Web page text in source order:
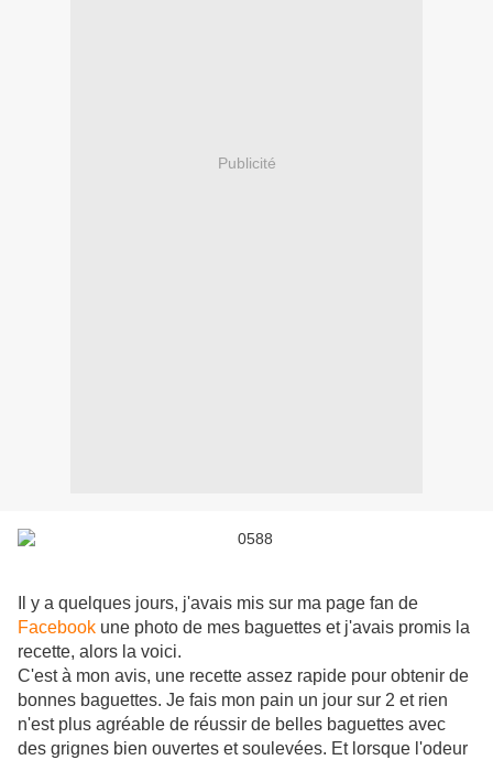
Publicité
Il y a quelques jours, j'avais mis sur ma page fan de
Facebook une photo de mes baguettes et j'avais promis la
recette, alors la voici.
C'est à mon avis, une recette assez rapide pour obtenir de
bonnes baguettes. Je fais mon pain un jour sur 2 et rien
n'est plus agréable de réussir de belles baguettes avec
des grignes bien ouvertes et soulevées. Et lorsque l'odeur